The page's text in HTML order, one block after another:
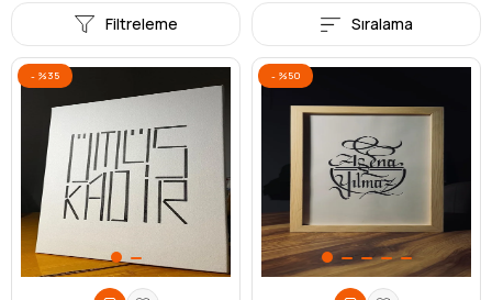
Filtreleme Sıralama
%35 %50